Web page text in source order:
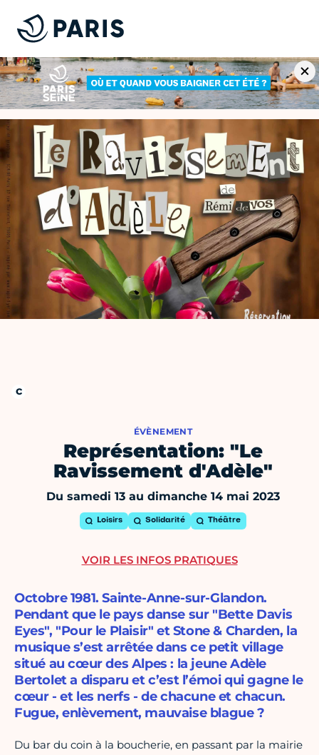
ÉVÈNEMENT
Représentation: "Le
Ravissement d'Adèle"
Du samedi 13 au dimanche 14 mai 2023
Loisirs Solidarité Théâtre
Octobre 1981. Sainte-Anne-sur-Glandon.
Pendant que le pays danse sur "Bette Davis
Eyes", "Pour le Plaisir" et Stone & Charden, la
musique s’est arrêtée dans ce petit village
situé au cœur des Alpes : la jeune Adèle
Bertolet a disparu et c’est l’émoi qui gagne le
cœur - et les nerfs - de chacune et chacun.
Fugue, enlèvement, mauvaise blague ?
Du bar du coin à la boucherie, en passant par la mairie
VOIR LES INFOS PRATIQUES